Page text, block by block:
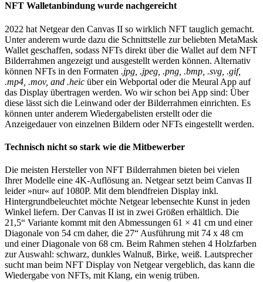
NFT Walletanbindung wurde nachgereicht
2022 hat Netgear den Canvas II so wirklich NFT tauglich gemacht.
Unter anderem wurde dazu die Schnittstelle zur beliebten MetaMask
Wallet geschaffen, sodass NFTs direkt über die Wallet auf dem NFT
Bilderrahmen angezeigt und ausgestellt werden können. Alternativ
können NFTs in den Formaten .jpg, .jpeg, .png, .bmp, .svg, .gif,
.mp4, .mov, and .heic über ein Webportal oder die Meural App auf
das Display übertragen werden. Wo wir schon bei App sind: Über
diese lässt sich die Leinwand oder der Bilderrahmen einrichten. Es
können unter anderem Wiedergabelisten erstellt oder die
Anzeigedauer von einzelnen Bildern oder NFTs eingestellt werden.
Technisch nicht so stark wie die Mitbewerber
Die meisten Hersteller von NFT Bilderrahmen bieten bei vielen
Ihrer Modelle eine 4K-Auflösung an. Netgear setzt beim Canvas II
leider »nur« auf 1080P. Mit dem blendfreien Display inkl.
Hintergrundbeleuchtet möchte Netgear lebensechte Kunst in jeden
Winkel liefern. Der Canvas II ist in zwei Größen erhältlich. Die
21,5“ Variante kommt mit den Abmessungen 61 × 41 cm und einer
Diagonale von 54 cm daher, die 27“ Ausführung mit 74 x 48 cm
und einer Diagonale von 68 cm. Beim Rahmen stehen 4 Holzfarben
zur Auswahl: schwarz, dunkles Walnuß, Birke, weiß. Lautsprecher
sucht man beim NFT Display von Netgear vergeblich, das kann die
Wiedergabe von NFTs, mit Klang, ein wenig trüben.